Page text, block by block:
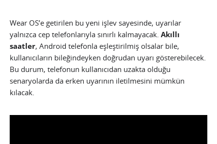
Wear OS’e getirilen bu yeni işlev sayesinde, uyarılar
yalnızca cep telefonlarıyla sınırlı kalmayacak. Akıllı
saatler, Android telefonla eşleştirilmiş olsalar bile,
kullanıcıların bileğindeyken doğrudan uyarı gösterebilecek.
Bu durum, telefonun kullanıcıdan uzakta olduğu
senaryolarda da erken uyarının iletilmesini mümkün
kılacak.